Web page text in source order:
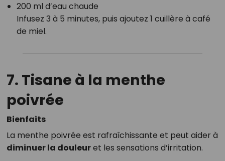
200 ml d’eau chaude
Infusez 3 à 5 minutes, puis ajoutez 1 cuillère à café
de miel.
7. Tisane à la menthe
poivrée
Bienfaits
La menthe poivrée est rafraîchissante et peut aider à
diminuer la douleuret les sensations d’irritation.